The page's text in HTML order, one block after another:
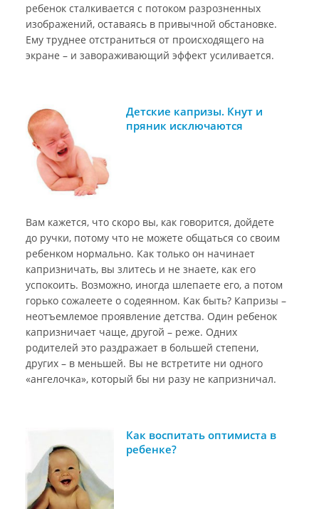
ребенок сталкивается с потоком разрозненных
изображений, оставаясь в привычной обстановке.
Ему труднее отстраниться от происходящего на
экране – и завораживающий эффект усиливается.
Детские капризы. Кнут и
пряник исключаются
Вам кажется, что скоро вы, как говорится, дойдете
до ручки, потому что не можете общаться со своим
ребенком нормально. Как только он начинает
капризничать, вы злитесь и не знаете, как его
успокоить. Возможно, иногда шлепаете его, а потом
горько сожалеете о содеянном. Как быть? Капризы –
неотъемлемое проявление детства. Один ребенок
капризничает чаще, другой – реже. Одних
родителей это раздражает в большей степени,
других – в меньшей. Вы не встретите ни одного
«ангелочка», который бы ни разу не капризничал.
Как воспитать оптимиста в
ребенке?